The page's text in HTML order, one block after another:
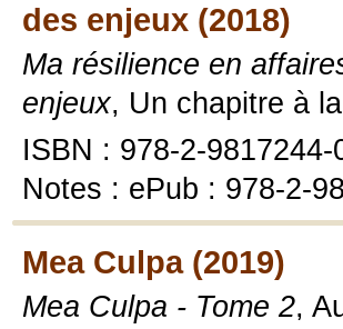
des enjeux (2018)
Ma résilience en
enjeux, Un chapitre à
ISBN : 978-2-9817244-
Notes : ePub : 978-2-
Mea Culpa (2019)
Mea Culpa - Tome 2,